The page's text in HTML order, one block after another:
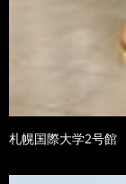
札幌国際大学2号館